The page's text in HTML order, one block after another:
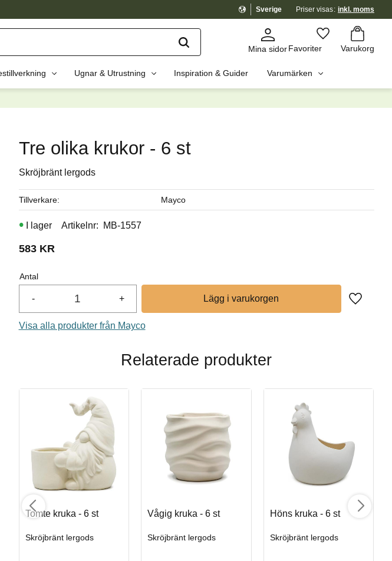
Sverige Priser visas inkl. moms
Mina sidorFavoriter Varukorg
Favoriter
Kundvagn
Ugnar & Utrustning Inspiration & Guider Varumärken
Tre olika krukor - 6 st
Skröjbränt lergods
583KR
Antal
+
-
Lägg till
I lager Artikelnr MB-1557
Tillverkare Mayco
Visa alla produkter från Mayco
Relaterade produkter
Tomte kruka - 6 st
Skröjbränt lergods
Vågig kruka - 6 st
Skröjbränt lergods
Höns kruka - 6 st
Skröjbränt lergods